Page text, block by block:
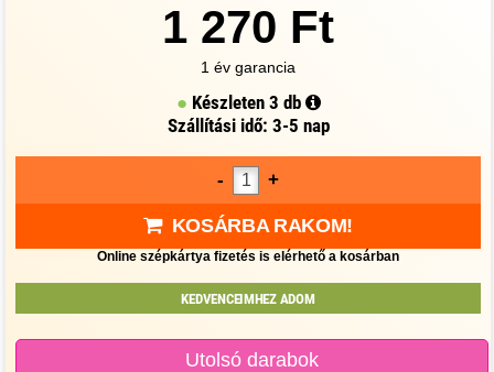
1 270 Ft
1 év garancia
Készleten 3 db
Szállítási idő: 3-5 nap
- +
KOSÁRBA RAKOM!
Online szépkártya fizetés is elérhető a kosárban
KEDVENCEIMHEZ ADOM
Utolsó darabok